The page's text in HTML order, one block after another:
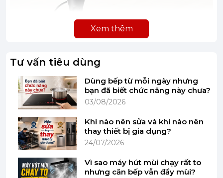
Xem thêm
Tư vấn tiêu dùng
Dùng bếp từ mỗi ngày nhưng
bạn đã biết chức năng này chưa?
03/08/2026
Khi nào nên sửa và khi nào nên
thay thiết bị gia dụng?
24/07/2026
Vì sao máy hút mùi chạy rất to
nhưng căn bếp vẫn đầy mùi?